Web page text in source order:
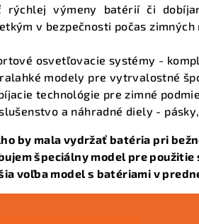
rýchlej výmeny batérií či
v bezpečnosti počas zimných
osvetľovacie systémy -
modely pre vytrvalostné
technológie pre zimné
a náhradné diely -
by mala vydržať batéria pri
špeciálny model pre použitie
voľba model s batériami v